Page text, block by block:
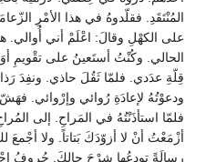
المُنْتَقَدِ. فقلّدوهُ في هذا الأمْرِ
على الكهْلِ وقالَ: اعْلَمْ أني أُوالي.
الحالي. وكُنْتُ أستَعينُ على تقْويمِ
قِلّةِ عدَدي. فلمّا ثَقُلَ حاذي. ونفِدَ
ودعوْتُهُ لإعادَةِ رُوائي وإرْوائي. فهَشّ
فلمّا استأذَنْتُهُ في المَراحِ. إلى
أزْمَعْتُ أنْ لا أزوّدَكَ بَتاتاً. ولا أجْمعَ
رِسالَةً تودِعُها شرْحَ حالِكَ. حُروفُ